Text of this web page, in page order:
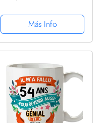
54 años llegar a ser
increíble - 11 oz - Regalo
original y divertido
Más Info